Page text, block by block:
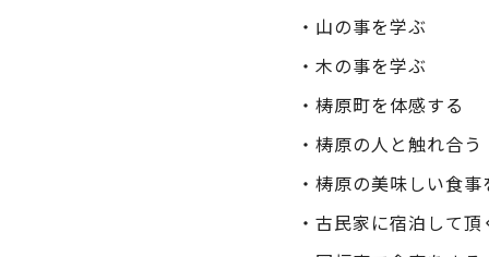
・山の事を学ぶ
・木の事を学ぶ
・梼原町を体感する
・梼原の人と触れ合う
・梼原の美味しい食事
・古民家に宿泊して頂